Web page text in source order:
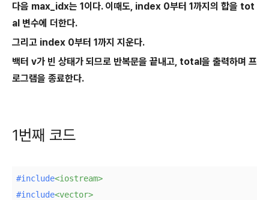
다음 max_idx는 1이다. 이때도, index 0부터 1까지의 합을 tot
al 변수에 더한다.
그리고 index 0부터 1까지 지운다.
백터 v가 빈 상태가 되므로 반복문을 끝내고, total을 출력하며 프
로그램을 종료한다.
1번째 코드
#include<iostream>
#include<vector>